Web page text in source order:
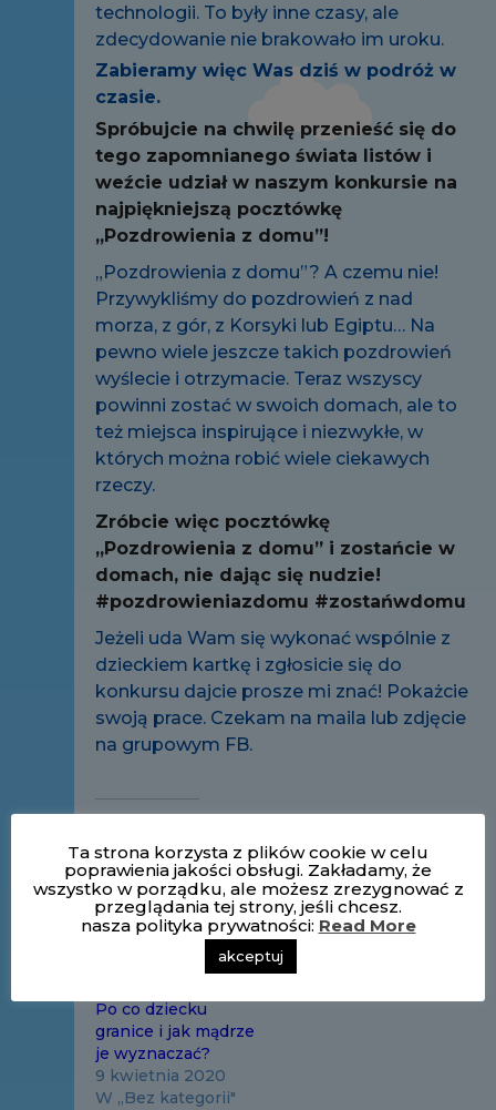
technologii. To były inne czasy, ale
zdecydowanie nie brakowało im uroku.
Zabieramy więc Was dziś w podróż w
czasie.
Spróbujcie na chwilę przenieść się do
tego zapomnianego świata listów i
weźcie udział w naszym konkursie na
najpiękniejszą pocztówkę
„Pozdrowienia z domu”!
„Pozdrowienia z domu”? A czemu nie!
Przywykliśmy do pozdrowień z nad
morza, z gór, z Korsyki lub Egiptu… Na
pewno wiele jeszcze takich pozdrowień
wyślecie i otrzymacie. Teraz wszyscy
powinni zostać w swoich domach, ale to
też miejsca inspirujące i niezwykłe, w
których można robić wiele ciekawych
rzeczy.
Zróbcie więc pocztówkę
„Pozdrowienia z domu” i zostańcie w
domach, nie dając się nudzie!
#pozdrowieniazdomu #zostańwdomu
Jeżeli uda Wam się wykonać wspólnie z
dzieckiem kartkę i zgłosicie się do
konkursu dajcie prosze mi znać! Pokażcie
swoją prace. Czekam na maila lub zdjęcie
na grupowym FB.
DOMOWA
ZERÓWKA
28 maja 2020
W „Bez kategorii"
Czy i jak rozmawiać z
dzieckiem na temat
wojny
7 marca 2022
Po co dziecku
granice i jak mądrze
je wyznaczać?
9 kwietnia 2020
W „Bez kategorii"
Ta strona korzysta z plików cookie w celu
poprawienia jakości obsługi. Zakładamy, że
wszystko w porządku, ale możesz zrezygnować z
przeglądania tej strony, jeśli chcesz.
nasza polityka prywatności: Read More
akceptuj